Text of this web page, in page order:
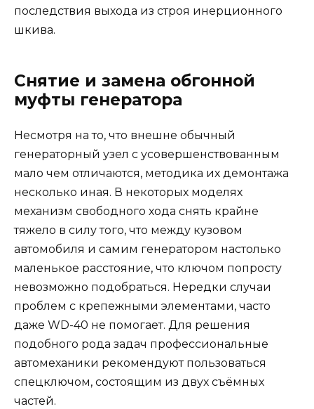
последствия выхода из строя инерционного
шкива.
Снятие и замена обгонной
муфты генератора
Несмотря на то, что внешне обычный
генераторный узел с усовершенствованным
мало чем отличаются, методика их демонтажа
несколько иная. В некоторых моделях
механизм свободного хода снять крайне
тяжело в силу того, что между кузовом
автомобиля и самим генератором настолько
маленькое расстояние, что ключом попросту
невозможно подобраться. Нередки случаи
проблем с крепежными элементами, часто
даже WD-40 не помогает. Для решения
подобного рода задач профессиональные
автомеханики рекомендуют пользоваться
спецключом, состоящим из двух съёмных
частей.